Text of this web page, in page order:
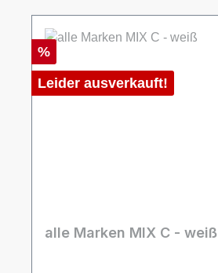
Rabatt
%
Leider ausverkauft!
alle Marken MIX C - weiß